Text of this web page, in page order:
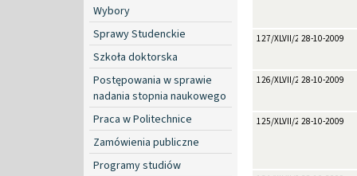
Wybory
Sprawy Studenckie
Szkoła doktorska
Postępowania w sprawie
nadania stopnia naukowego
Praca w Politechnice
Zamówienia publiczne
Programy studiów
127/XLVII/200928-10-2009
126/XLVII/200928-10-2009
125/XLVII/200928-10-2009